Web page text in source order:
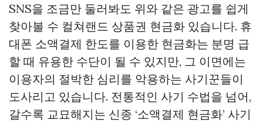
SNS을 조금만 둘러봐도 위와 같은 광고를 쉽게
찾아볼 수 컬쳐랜드 상품권 현금화 있습니다. 휴
대폰 소액결제 한도를 이용한 현금화는 분명 급
할 때 유용한 수단이 될 수 있지만, 그 이면에는
이용자의 절박한 심리를 악용하는 사기꾼들이
도사리고 있습니다. 전통적인 사기 수법을 넘어,
갈수록 교묘해지는 신종 ‘소액결제 현금화’ 사기